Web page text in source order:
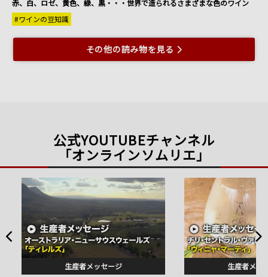
赤、白、ロゼ、黄色、緑、黒・・・世界で造られるさまざまな色のワイン
#ワインの豆知識
その他の読み物を見る
公式YOUTUBEチャンネル
「オンラインソムリエ」
生産者メッセージ
生産者メッ